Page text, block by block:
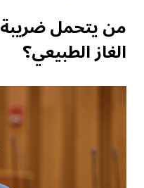
من يتحمل
الغاز الطبيعي؟